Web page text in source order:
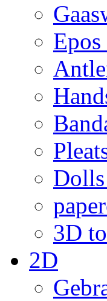
Epos
Dolls
3D
2D